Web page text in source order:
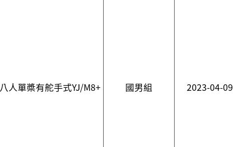
八人單槳有舵手式YJ/M8+ 國男組 2023-04-09